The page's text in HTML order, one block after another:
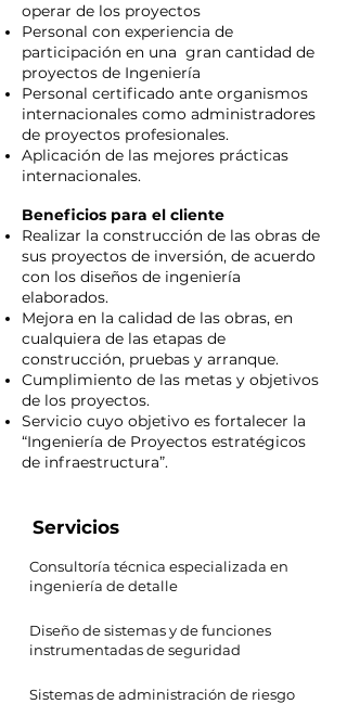
operar de los proyectos
Personal con experiencia de
participación en una gran cantidad de
proyectos de Ingeniería
Personal certificado ante organismos
internacionales como administradores
de proyectos profesionales.
Aplicación de las mejores prácticas
internacionales.
Beneficios para el cliente
Realizar la construcción de las obras de
sus proyectos de inversión, de acuerdo
con los diseños de ingeniería
elaborados.
Mejora en la calidad de las obras, en
cualquiera de las etapas de
construcción, pruebas y arranque.
Cumplimiento de las metas y objetivos
de los proyectos.
Servicio cuyo objetivo es fortalecer la
“Ingeniería de Proyectos estratégicos
de infraestructura”.
Servicios
Consultoría técnica especializada en
ingeniería de detalle
Diseño de sistemas y de funciones
instrumentadas de seguridad
Sistemas de administración de riesgo